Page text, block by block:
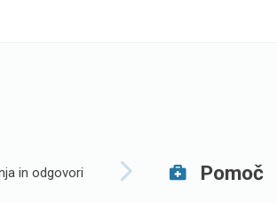
in odgovori Pomoč